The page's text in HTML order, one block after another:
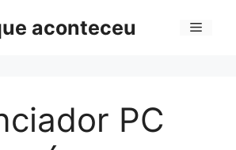
aconteceu Menu
PC